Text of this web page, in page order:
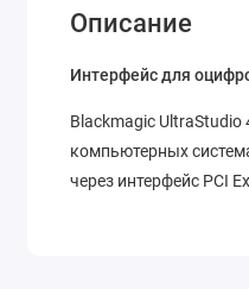
Описание
Интерфейс для
Blackmagic UltraStudio
компьютерных
через интерфейс PCI